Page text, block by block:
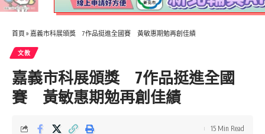
首頁 » 嘉義市科展頒獎 7作品挺進全國賽 黃敏惠期勉再創佳績
文教
嘉義市科展頒獎 7作品挺進全國
賽 黃敏惠期勉再創佳績
15 Min Read